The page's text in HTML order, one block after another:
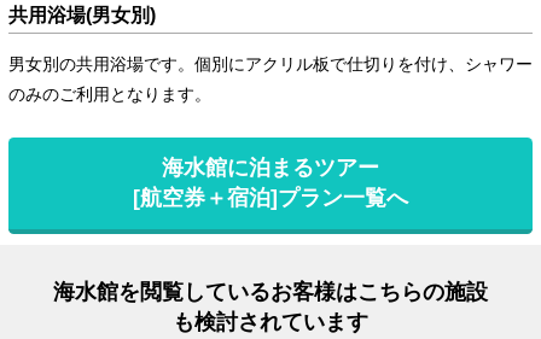
共用浴場(男女別)
男女別の共用浴場です。個別にアクリル板で仕切りを付け、シャワー
のみのご利用となります。
海水館に泊まるツアー
[航空券＋宿泊]プラン一覧へ
海水館を閲覧しているお客様はこちらの施設
も検討されています